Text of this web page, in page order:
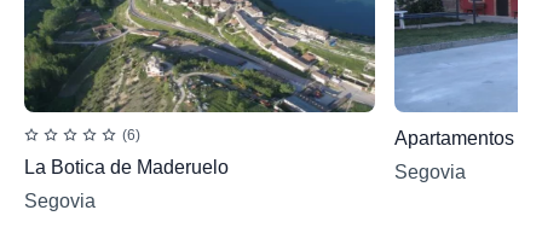
(6)
La Botica de Maderuelo
Segovia
Apartamentos
Segovia